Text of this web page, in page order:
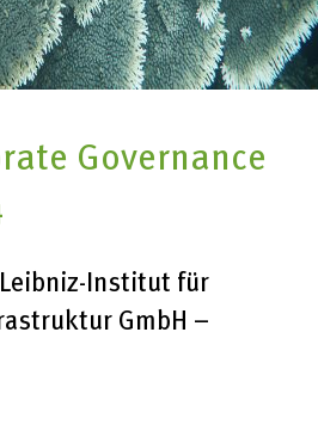
Governance
Institut für
GmbH –